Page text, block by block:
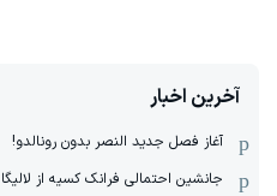
آخرین اخبار
آغاز فصل جدید النصر بدون رونالدو!
جانشین احتمالی فرانک کسیه از